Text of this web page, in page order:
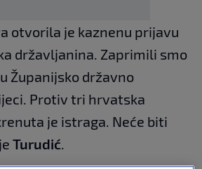
otvorila je kaznenu prijavu
državljanina. Zaprimili smo
Županijsko državno
Protiv tri hrvatska
je istraga. Neće biti
Turudić.